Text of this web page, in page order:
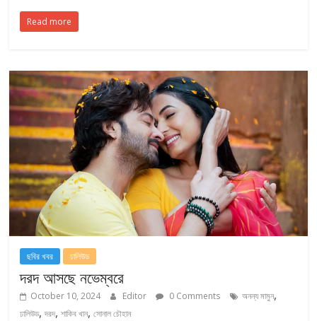
Read more
ছবির খবর ঢালিউড
দরদ আসছে নভেম্বরে
October 10, 2024 Editor 0 Comments অনন্য মামুন,
ঢালিউড,দরদ,শাকিব খান,সোনাল চৌহান